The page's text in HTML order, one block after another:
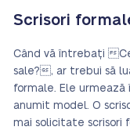
Scrisori
Când vă întrebați
sale?, ar trebui să
formale. Ele
anumit model. O
mai solicitate scrisori